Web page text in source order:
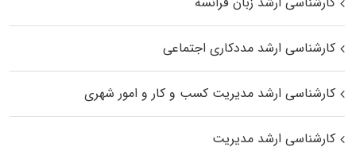
کارشناسی ارشد مددکاری اجتماعی
کارشناسی ارشد مدیریت کسب و کار و امور شهری
کارشناسی ارشد مدیریت